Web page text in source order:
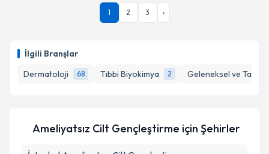
İlgili Branşlar
Dermatoloji
68 Tıbbi Biyokimya 2 Geleneksel ve
için bir takvim hazırlandığında e-posta ile
bilgilendireceğiz.
E-posta Adresiniz
kapsamda işlenmesini kabul ediyorum.
1 2 3 ›
Ameliyatsız Cilt Gençleştirme için Şehirler